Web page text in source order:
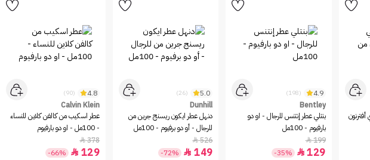
أفترنون
4.9
(198)
Bentley
بنتلي عطر إنتنس للرجال - او دو
بارفيوم - 100مل
199

129

-35%
5.0
(26)
Dunhill
دنهل عطر ايكون ريسنج جرين من
للرجال - أو دو برفيوم - 100مل
526

149

-72%
4.8
(90)
Calvin Klein
عطر اسكيب من كالفن كلاين للنساء
- 100مل - او دو بارفيوم
378

129

-66%